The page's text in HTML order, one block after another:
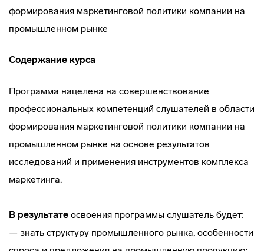
формирования маркетинговой политики компании на
промышленном рынке
Содержание курса
Программа нацелена на совершенствование
профессиональных компетенций слушателей в области
формирования маркетинговой политики компании на
промышленном рынке на основе результатов
исследований и применения инструментов комплекса
маркетинга.
В результате освоения программы слушатель будет:
— знать структуру промышленного рынка, особенности